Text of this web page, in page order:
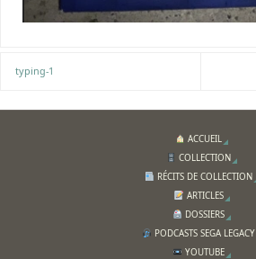
typing-1
ACCUEIL
COLLECTION
RÉCITS DE COLLECTION
ARTICLES
DOSSIERS
PODCASTS SEGA LEGACY
YOUTUBE